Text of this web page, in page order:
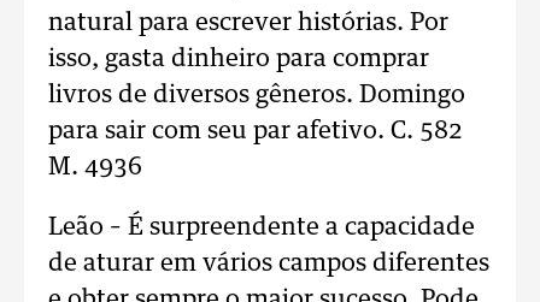
natural para escrever histórias. Por
isso, gasta dinheiro para comprar
livros de diversos gêneros. Domingo
para sair com seu par afetivo. C. 582
M. 4936
Leão – É surpreendente a capacidade
de aturar em vários campos diferentes